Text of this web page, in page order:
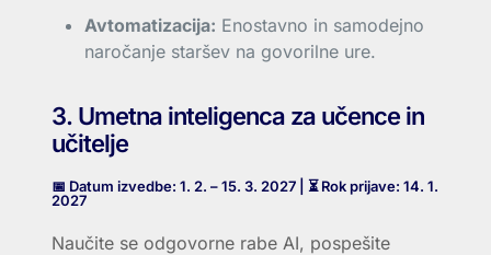
Avtomatizacija: Enostavno in samodejno
naročanje staršev na govorilne ure.
3. Umetna inteligenca za učence in
učitelje
📅 Datum izvedbe: 1. 2. – 15. 3. 2027 | ⏳ Rok prijave: 14. 1.
2027
Naučite se odgovorne rabe AI, pospešite